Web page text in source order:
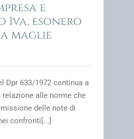
e
Iva, esonero
maglie
Dpr 633/1972 continua a
alle norme che
delle note di
confronti[...]